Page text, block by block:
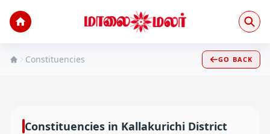
Constituencies GO BACK
Constituencies in Kallakurichi District